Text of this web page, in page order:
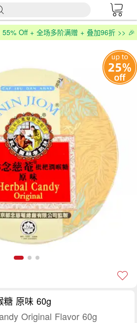
Off + 全场多阶满赠 + 叠加96折 >> 🎉
糖 原味 60g
Original Flavor 60g